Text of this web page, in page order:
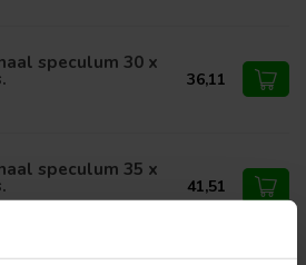
speculum 30 x
36,11
speculum 35 x
41,51